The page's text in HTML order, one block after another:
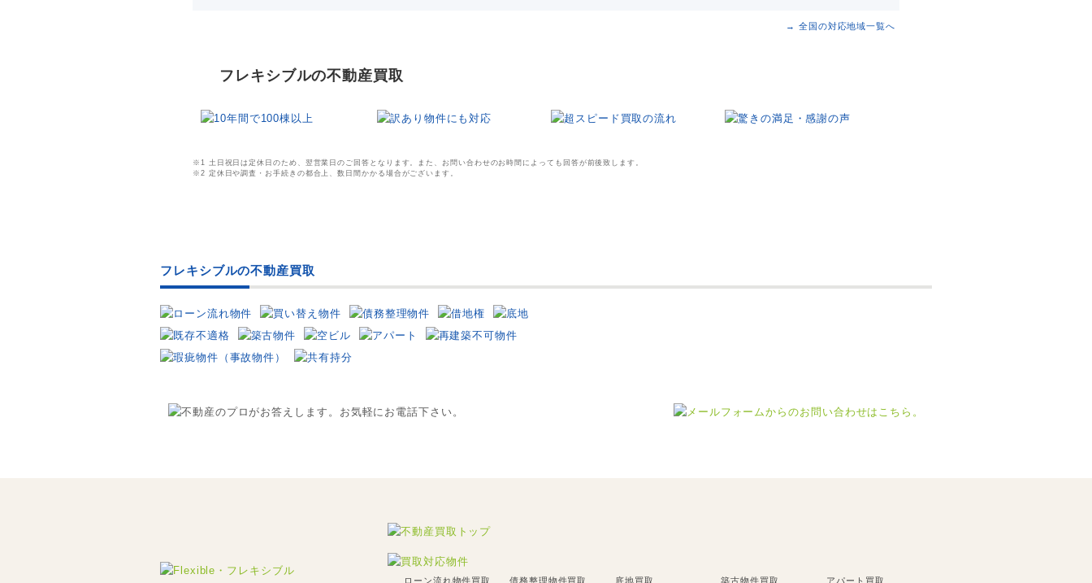
→ 全国の対応地域一覧へ
フレキシブルの不動産買取
10年間で100棟以上 訳あり物件にも対応
※1 土日祝日は定休日のため、翌営業日のご回答となります。また、お問い合わせのお時間によっても回答が前後致します。
※2 定休日や調査・お手続きの都合上、数日間かかる場合がございます。
フレキシブルの不動産買取
ローン流れ物件買取 債務整理物件買取 底地買取 築古物件買取 アパート買取